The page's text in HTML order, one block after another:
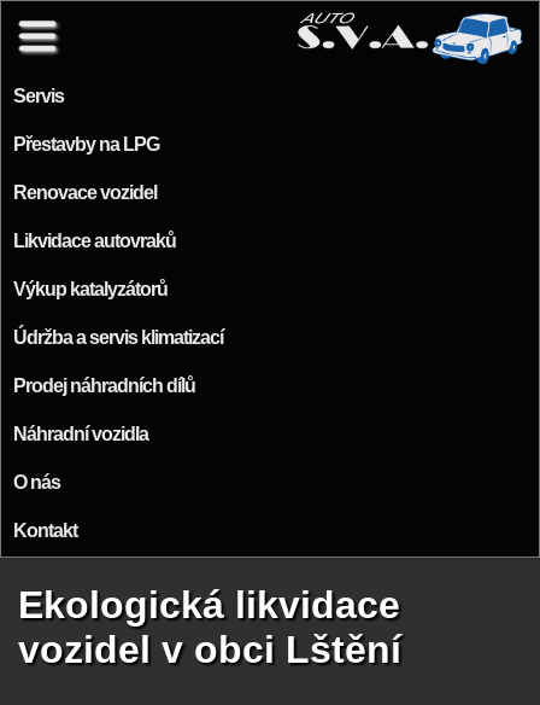
Servis
Přestavby na LPG
Renovace vozidel
Likvidace autovraků
Výkup katalyzátorů
Údržba a servis klimatizací
Prodej náhradních dílů
Náhradní vozidla
O nás
Kontakt
Ekologická likvidace
vozidel v obci Lštění